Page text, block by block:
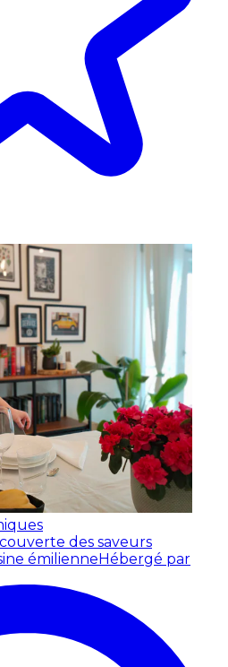
des saveurs
émilienneHébergé par